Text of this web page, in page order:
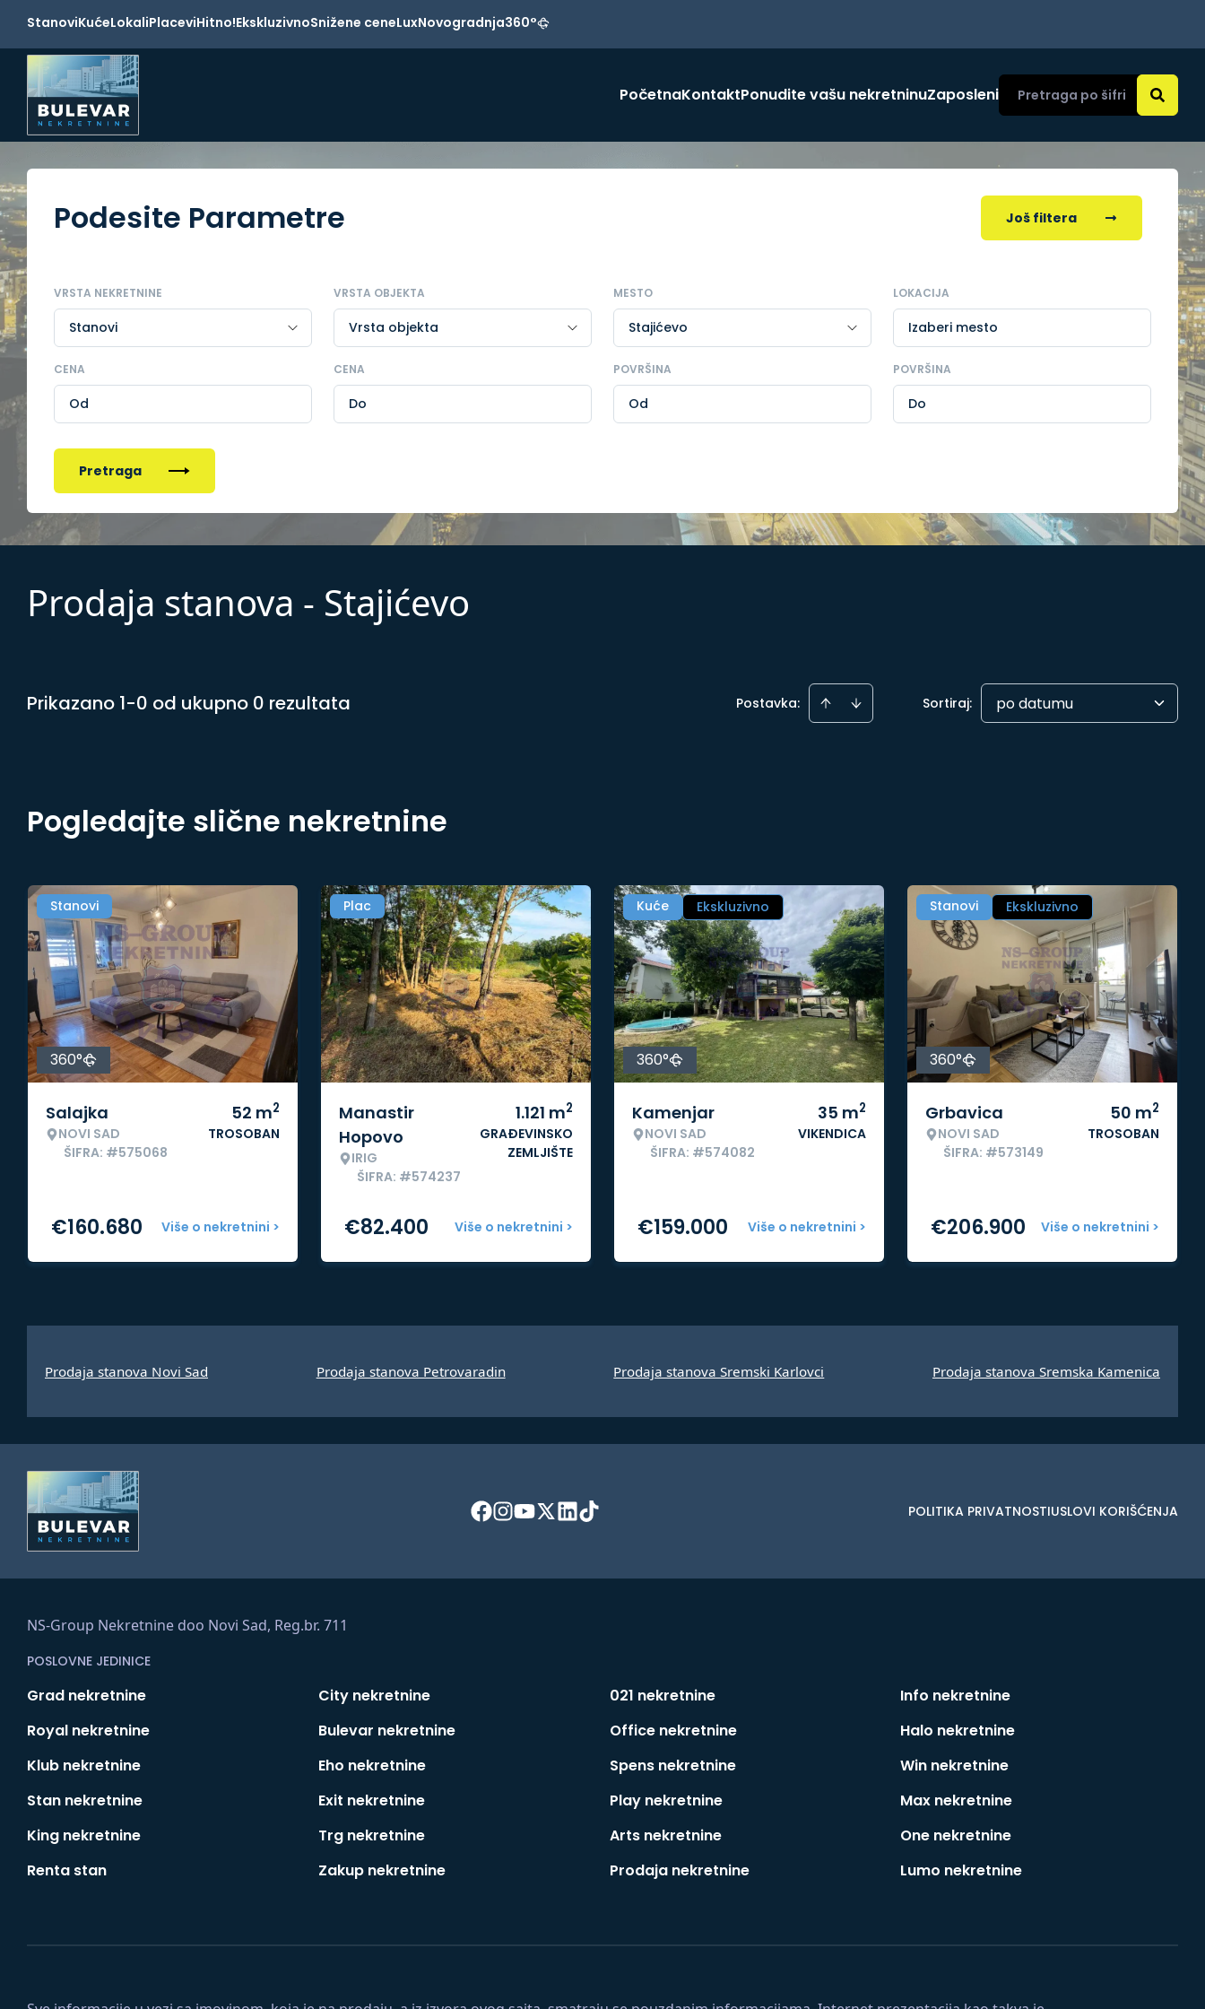
StanoviKućeLokaliPlaceviHitno!EkskluzivnoSnižene ceneLuxNovogradnja360°
PočetnaKontaktPonudite vašu nekretninuZaposleni
Podesite Parametre Još filtera
VRSTA NEKRETNINE VRSTA OBJEKTA MESTO LOKACIJA
Izaberi mesto
CENA CENA POVRŠINA POVRŠINA
Pretraga
Prodaja stanova - Stajićevo
Prikazano 1-0 od ukupno 0 rezultata Postavka: Sortiraj: po datumu
Pogledajte slične nekretnine
Stanovi
360°
Salajka
NOVI SAD
ŠIFRA: #575068
52 m2
TROSOBAN
Više o nekretnini >
€160.680
Plac
Manastir
Hopovo
IRIG
ŠIFRA: #574237
1.121 m2
GRAĐEVINSKO
ZEMLJIŠTE
Više o nekretnini >
€82.400
Kuće Ekskluzivno
360°
Kamenjar
NOVI SAD
ŠIFRA: #574082
35 m2
VIKENDICA
Više o nekretnini >
€159.000
Stanovi Ekskluzivno
360°
Grbavica
NOVI SAD
ŠIFRA: #573149
50 m2
TROSOBAN
Više o nekretnini >
€206.900
Prodaja stanova Novi Sad Prodaja stanova Petrovaradin Prodaja stanova Sremski Karlovci Prodaja stanova Sremska Kamenica
POLITIKA PRIVATNOSTIUSLOVI KORIŠĆENJA
NS-Group Nekretnine doo Novi Sad, Reg.br. 711
POSLOVNE JEDINICE
Grad nekretnine City nekretnine 021 nekretnine
Info nekretnine
Royal nekretnine
Bulevar nekretnine Office nekretnine
Halo nekretnine
Klub nekretnine
Eho nekretnine Spens nekretnine
Win nekretnine
Stan nekretnine
Exit nekretnine Play nekretnine
Max nekretnine
King nekretnine
Trg nekretnine Arts nekretnine
One nekretnine
Renta stan
Zakup nekretnine Prodaja nekretnine Lumo nekretnine